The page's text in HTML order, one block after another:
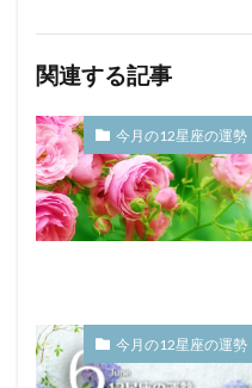
関連する記事
今月の12星座の運勢
今月の12星座の運勢